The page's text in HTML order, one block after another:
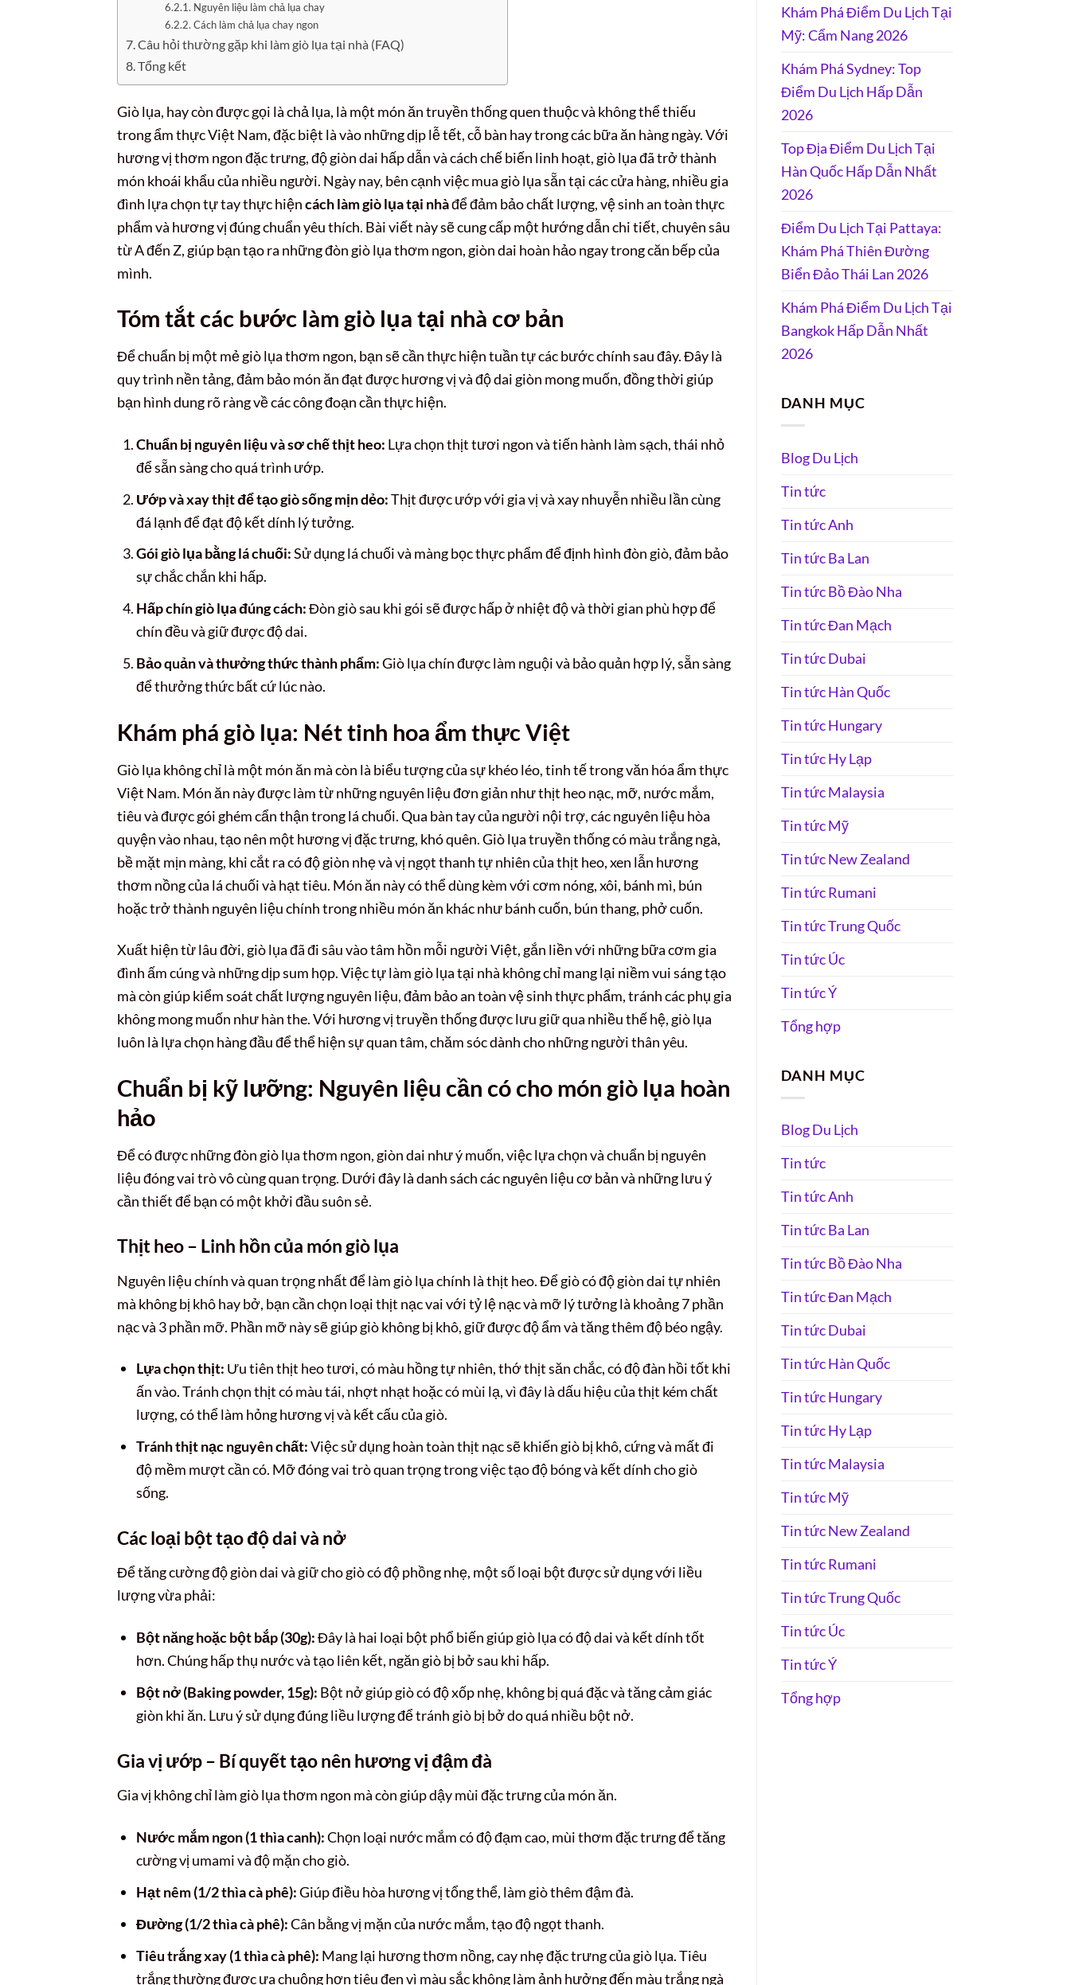
Nguyên liệu làm chả lụa chay
Cách làm chả lụa chay ngon
Câu hỏi thường gặp khi làm giò lụa tại nhà (FAQ)
Tổng kết
Giò lụa, hay còn được gọi là chả lụa, là một món ăn truyền thống quen thuộc và không thể thiếu
trong ẩm thực Việt Nam, đặc biệt là vào những dịp lễ tết, cỗ bàn hay trong các bữa ăn hàng ngày. Với
hương vị thơm ngon đặc trưng, độ giòn dai hấp dẫn và cách chế biến linh hoạt, giò lụa đã trở thành
món khoái khẩu của nhiều người. Ngày nay, bên cạnh việc mua giò lụa sẵn tại các cửa hàng, nhiều gia
đình lựa chọn tự tay thực hiệncách làm giò lụa tại nhàđể đảm bảo chất lượng, vệ sinh an toàn thực
phẩm và hương vị đúng chuẩn yêu thích. Bài viết này sẽ cung cấp một hướng dẫn chi tiết, chuyên sâu
từ A đến Z, giúp bạn tạo ra những đòn giò lụa thơm ngon, giòn dai hoàn hảo ngay trong căn bếp của
mình.
Tóm tắt các bước làm giò lụa tại nhà cơ bản
Để chuẩn bị một mẻ giò lụa thơm ngon, bạn sẽ cần thực hiện tuần tự các bước chính sau đây. Đây là
quy trình nền tảng, đảm bảo món ăn đạt được hương vị và độ dai giòn mong muốn, đồng thời giúp
bạn hình dung rõ ràng về các công đoạn cần thực hiện.
Chuẩn bị nguyên liệu và sơ chế thịt heo: Lựa chọn thịt tươi ngon và tiến hành làm sạch, thái nhỏ
để sẵn sàng cho quá trình ướp.
Ướp và xay thịt để tạo giò sống mịn dẻo:Thịt được ướp với gia vị và xay nhuyễn nhiều lần cùng
đá lạnh để đạt độ kết dính lý tưởng.
Gói giò lụa bằng lá chuối:Sử dụng lá chuối và màng bọc thực phẩm để định hình đòn giò, đảm bảo
sự chắc chắn khi hấp.
Hấp chín giò lụa đúng cách:Đòn giò sau khi gói sẽ được hấp ở nhiệt độ và thời gian phù hợp để
chín đều và giữ được độ dai.
Bảo quản và thưởng thức thành phẩm:Giò lụa chín được làm nguội và bảo quản hợp lý, sẵn sàng
để thưởng thức bất cứ lúc nào.
Khám phá giò lụa: Nét tinh hoa ẩm thực Việt
Giò lụa không chỉ là một món ăn mà còn là biểu tượng của sự khéo léo, tinh tế trong văn hóa ẩm thực
Việt Nam. Món ăn này được làm từ những nguyên liệu đơn giản như thịt heo nạc, mỡ, nước mắm,
tiêu và được gói ghém cẩn thận trong lá chuối. Qua bàn tay của người nội trợ, các nguyên liệu hòa
quyện vào nhau, tạo nên một hương vị đặc trưng, khó quên. Giò lụa truyền thống có màu trắng ngà,
bề mặt mịn màng, khi cắt ra có độ giòn nhẹ và vị ngọt thanh tự nhiên của thịt heo, xen lẫn hương
thơm nồng của lá chuối và hạt tiêu. Món ăn này có thể dùng kèm với cơm nóng, xôi, bánh mì, bún
hoặc trở thành nguyên liệu chính trong nhiều món ăn khác như bánh cuốn, bún thang, phở cuốn.
Xuất hiện từ lâu đời, giò lụa đã đi sâu vào tâm hồn mỗi người Việt, gắn liền với những bữa cơm gia
đình ấm cúng và những dịp sum họp. Việc tự làm giò lụa tại nhà không chỉ mang lại niềm vui sáng tạo
mà còn giúp kiểm soát chất lượng nguyên liệu, đảm bảo an toàn vệ sinh thực phẩm, tránh các phụ gia
không mong muốn như hàn the. Với hương vị truyền thống được lưu giữ qua nhiều thế hệ, giò lụa
luôn là lựa chọn hàng đầu để thể hiện sự quan tâm, chăm sóc dành cho những người thân yêu.
Chuẩn bị kỹ lưỡng: Nguyên liệu cần có cho món giò lụa hoàn
hảo
Để có được những đòn giò lụa thơm ngon, giòn dai như ý muốn, việc lựa chọn và chuẩn bị nguyên
liệu đóng vai trò vô cùng quan trọng. Dưới đây là danh sách các nguyên liệu cơ bản và những lưu ý
cần thiết để bạn có một khởi đầu suôn sẻ.
Thịt heo – Linh hồn của món giò lụa
Nguyên liệu chính và quan trọng nhất để làm giò lụa chính là thịt heo. Để giò có độ giòn dai tự nhiên
mà không bị khô hay bở, bạn cần chọn loại thịt nạc vai với tỷ lệ nạc và mỡ lý tưởng là khoảng 7 phần
nạc và 3 phần mỡ. Phần mỡ này sẽ giúp giò không bị khô, giữ được độ ẩm và tăng thêm độ béo ngậy.
Lựa chọn thịt: Ưu tiên thịt heo tươi, có màu hồng tự nhiên, thớ thịt săn chắc, có độ đàn hồi tốt khi
ấn vào. Tránh chọn thịt có màu tái, nhợt nhạt hoặc có mùi lạ, vì đây là dấu hiệu của thịt kém chất
lượng, có thể làm hỏng hương vị và kết cấu của giò.
Tránh thịt nạc nguyên chất:Việc sử dụng hoàn toàn thịt nạc sẽ khiến giò bị khô, cứng và mất đi
độ mềm mượt cần có. Mỡ đóng vai trò quan trọng trong việc tạo độ bóng và kết dính cho giò
sống.
Các loại bột tạo độ dai và nở
Để tăng cường độ giòn dai và giữ cho giò có độ phồng nhẹ, một số loại bột được sử dụng với liều
lượng vừa phải:
Bột năng hoặc bột bắp (30g):Đây là hai loại bột phổ biến giúp giò lụa có độ dai và kết dính tốt
hơn. Chúng hấp thụ nước và tạo liên kết, ngăn giò bị bở sau khi hấp.
Bột nở (Baking powder, 15g): Bột nở giúp giò có độ xốp nhẹ, không bị quá đặc và tăng cảm giác
giòn khi ăn. Lưu ý sử dụng đúng liều lượng để tránh giò bị bở do quá nhiều bột nở.
Gia vị ướp – Bí quyết tạo nên hương vị đậm đà
Gia vị không chỉ làm giò lụa thơm ngon mà còn giúp dậy mùi đặc trưng của món ăn.
Nước mắm ngon (1 thìa canh):Chọn loại nước mắm có độ đạm cao, mùi thơm đặc trưng để tăng
cường vị umami và độ mặn cho giò.
Hạt nêm (1/2 thìa cà phê):Giúp điều hòa hương vị tổng thể, làm giò thêm đậm đà.
Đường (1/2 thìa cà phê):Cân bằng vị mặn của nước mắm, tạo độ ngọt thanh.
Tiêu trắng xay (1 thìa cà phê): Mang lại hương thơm nồng, cay nhẹ đặc trưng của giò lụa. Tiêu
trắng thường được ưa chuộng hơn tiêu đen vì màu sắc không làm ảnh hưởng đến màu trắng ngà
Khám Phá Điểm Du Lịch Tại
Mỹ: Cẩm Nang 2026
Khám Phá Sydney: Top
Điểm Du Lịch Hấp Dẫn
2026
Top Địa Điểm Du Lịch Tại
Hàn Quốc Hấp Dẫn Nhất
2026
Điểm Du Lịch Tại Pattaya:
Khám Phá Thiên Đường
Biển Đảo Thái Lan 2026
Khám Phá Điểm Du Lịch Tại
Bangkok Hấp Dẫn Nhất
2026
DANH MỤC
Blog Du Lịch
Tin tức
Tin tức Anh
Tin tức Ba Lan
Tin tức Bồ Đào Nha
Tin tức Đan Mạch
Tin tức Dubai
Tin tức Hàn Quốc
Tin tức Hungary
Tin tức Hy Lạp
Tin tức Malaysia
Tin tức Mỹ
Tin tức New Zealand
Tin tức Rumani
Tin tức Trung Quốc
Tin tức Úc
Tin tức Ý
Tổng hợp
DANH MỤC
Blog Du Lịch
Tin tức
Tin tức Anh
Tin tức Ba Lan
Tin tức Bồ Đào Nha
Tin tức Đan Mạch
Tin tức Dubai
Tin tức Hàn Quốc
Tin tức Hungary
Tin tức Hy Lạp
Tin tức Malaysia
Tin tức Mỹ
Tin tức New Zealand
Tin tức Rumani
Tin tức Trung Quốc
Tin tức Úc
Tin tức Ý
Tổng hợp